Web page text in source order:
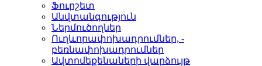
Ֆուրշետ­
Անվտանգություն­
Ներմուծողներ­
Ուղևորափոխադրումներ, ­
բեռնափոխադրումներ
Ավտոմեքենաների վարձու­յթ